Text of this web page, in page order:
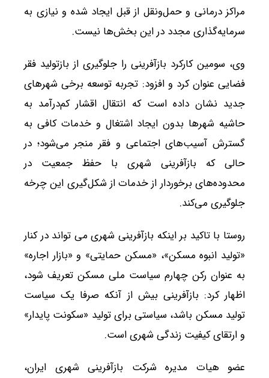
مراکز درمانی و حمل‌ونقل از قبل ایجاد شده و نیازی به
سرمایه‌گذاری مجدد در این بخش‌ها نیست.
وی، سومین کارکرد بازآفرینی را جلوگیری از بازتولید فقر
فضایی عنوان کرد و افزود: تجربه توسعه برخی شهرهای
جدید نشان داده است که انتقال اقشار کم‌درآمد به
حاشیه شهرها بدون ایجاد اشتغال و خدمات کافی به
گسترش آسیب‌های اجتماعی و فقر منجر می‌شود؛ در
حالی که بازآفرینی شهری با حفظ جمعیت در
محدوده‌های برخوردار از خدمات از شکل‌گیری این چرخه
جلوگیری می‌کند.
روستا با تاکید بر اینکه بازآفرینی شهری می تواند در کنار
«تولید انبوه مسکن»، «مسکن حمایتی» و «بازار اجاره»
به عنوان رکن چهارم سیاست ملی مسکن تعریف شود،
اظهار کرد: بازآفرینی بیش از آنکه صرفا یک سیاست
تولید مسکن باشد، سیاستی برای تولید «سکونت پایدار»
و ارتقای کیفیت زندگی شهری است.
عضو هیات مدیره شرکت بازآفرینی شهری ایران،